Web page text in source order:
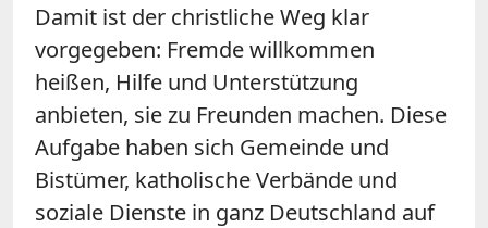
Damit ist der christliche Weg klar
vorgegeben: Fremde willkommen
heißen, Hilfe und Unterstützung
anbieten, sie zu Freunden machen. Diese
Aufgabe haben sich Gemeinde und
Bistümer, katholische Verbände und
soziale Dienste in ganz Deutschland auf